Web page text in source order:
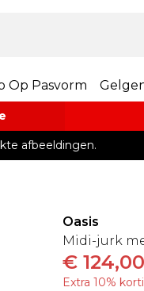
Op Pasvorm
afbeeldingen.
Oasis
Midi-jurk
€ 124,00
Extra 10%